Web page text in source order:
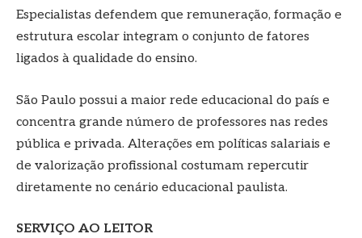
Especialistas defendem que remuneração, formação e
estrutura escolar integram o conjunto de fatores
ligados à qualidade do ensino.
São Paulo possui a maior rede educacional do país e
concentra grande número de professores nas redes
pública e privada. Alterações em políticas salariais e
de valorização profissional costumam repercutir
diretamente no cenário educacional paulista.
SERVIÇO AO LEITOR